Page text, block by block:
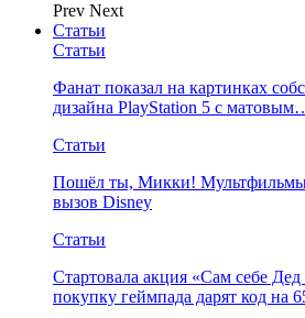
Prev Next
Статьи
Статьи
Фанат показал на картинках
дизайна PlayStation 5 с
Статьи
Пошёл ты, Микки!
вызов Disney
Статьи
Стартовала акция «Сам себе
покупку геймпада дарят код на